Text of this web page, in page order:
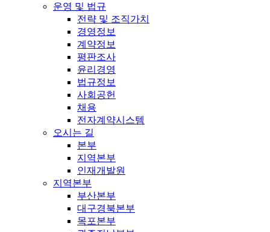
운영 및 법규
전략 및 조직가치
경영정보
계약정보
평판조사
윤리경영
법규정보
사회공헌
채용
전자계약시스템
오시는 길
본부
지역본부
인재개발원
지역본부
부산본부
대구경북본부
목포본부